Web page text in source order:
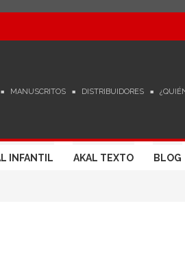
MANUSCRITOS DISTRIBUIDORES
INFANTIL AKAL TEXTO BLOG